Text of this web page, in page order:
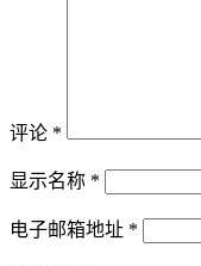
评论 *
显示名称 *
电子邮箱地址 *